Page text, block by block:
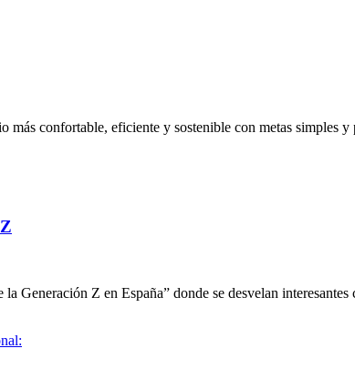
más confortable, eficiente y sostenible con metas
Generación Z en España” donde se desvelan